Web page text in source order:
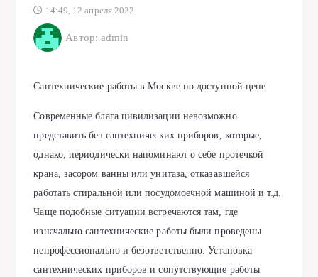
14:49, 12 апреля 2022
Автор: admin
Сантехнические работы в Москве по доступной цене
Современные блага цивилизации невозможно
представить без сантехнических приборов, которые,
однако, периодически напоминают о себе протечкой
крана, засором ванны или унитаза, отказавшейся
работать стиральной или посудомоечной машиной и т.д.
Чаще подобные ситуации встречаются там, где
изначально сантехнические работы были проведены
непрофессионально и безответственно. Установка
сантехнических приборов и сопутствующие работы